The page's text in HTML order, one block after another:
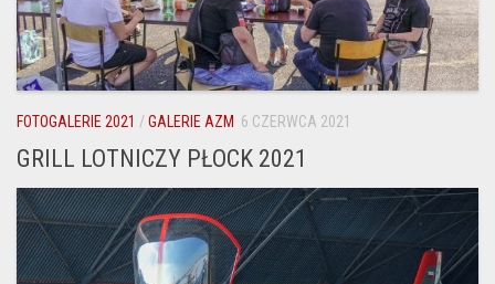
FOTOGALERIE 2021 /GALERIE AZM 6 CZERWCA 2021
GRILL LOTNICZY PŁOCK 2021